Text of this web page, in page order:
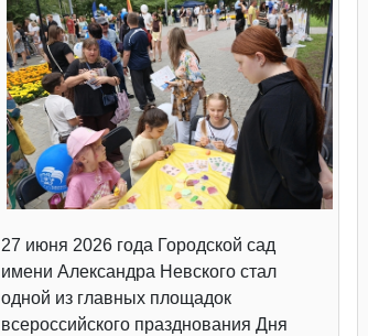
27 июня 2026 года Городской сад
имени Александра Невского стал
одной из главных площадок
всероссийского празднования Дня